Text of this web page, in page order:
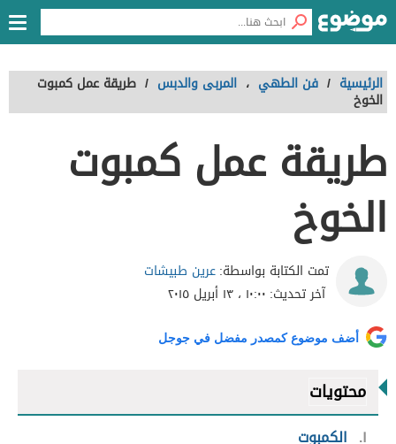
الرئيسية / فن الطهي ، المربى والدبس / طريقة عمل كمبوت
الخوخ
طريقة عمل كمبوت
الخوخ
تمت الكتابة بواسطة:عرين طبيشات
آخر تحديث: ١٠:٠٠ ، ١٣ أبريل ٢٠١٥
أضف موضوع كمصدر مفضل في جوجل
محتويات
١
الكمبوت